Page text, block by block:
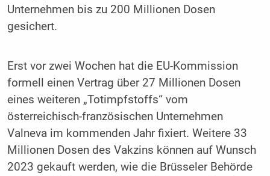
Unternehmen bis zu 200 Millionen Dosen
gesichert.
Erst vor zwei Wochen hat die EU-Kommission
formell einen Vertrag über 27 Millionen Dosen
eines weiteren „Totimpfstoffs“ vom
österreichisch-französischen Unternehmen
Valneva im kommenden Jahr fixiert. Weitere 33
Millionen Dosen des Vakzins können auf Wunsch
2023 gekauft werden, wie die Brüsseler Behörde